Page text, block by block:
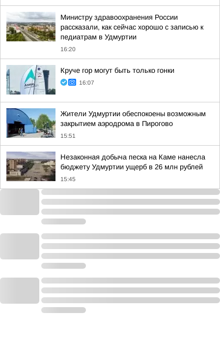
Министру здравоохранения России
рассказали, как сейчас хорошо с записью к
педиатрам в Удмуртии
16:20
Круче гор могут быть только гонки
16:07
Жители Удмуртии обеспокоены возможным
закрытием аэродрома в Пирогово
15:51
Незаконная добыча песка на Каме нанесла
бюджету Удмуртии ущерб в 26 млн рублей
15:45